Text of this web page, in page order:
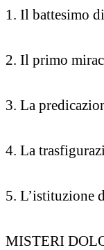
1. Il battesimo
2. Il primo
3. La
4. La
5. L’istituzione
MISTERI